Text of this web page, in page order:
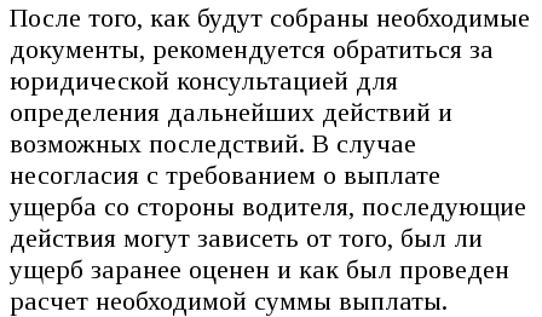
После того, как будут собраны необходимые
документы, рекомендуется обратиться за
юридической консультацией для
определения дальнейших действий и
возможных последствий. В случае
несогласия с требованием о выплате
ущерба со стороны водителя, последующие
действия могут зависеть от того, был ли
ущерб заранее оценен и как был проведен
расчет необходимой суммы выплаты.